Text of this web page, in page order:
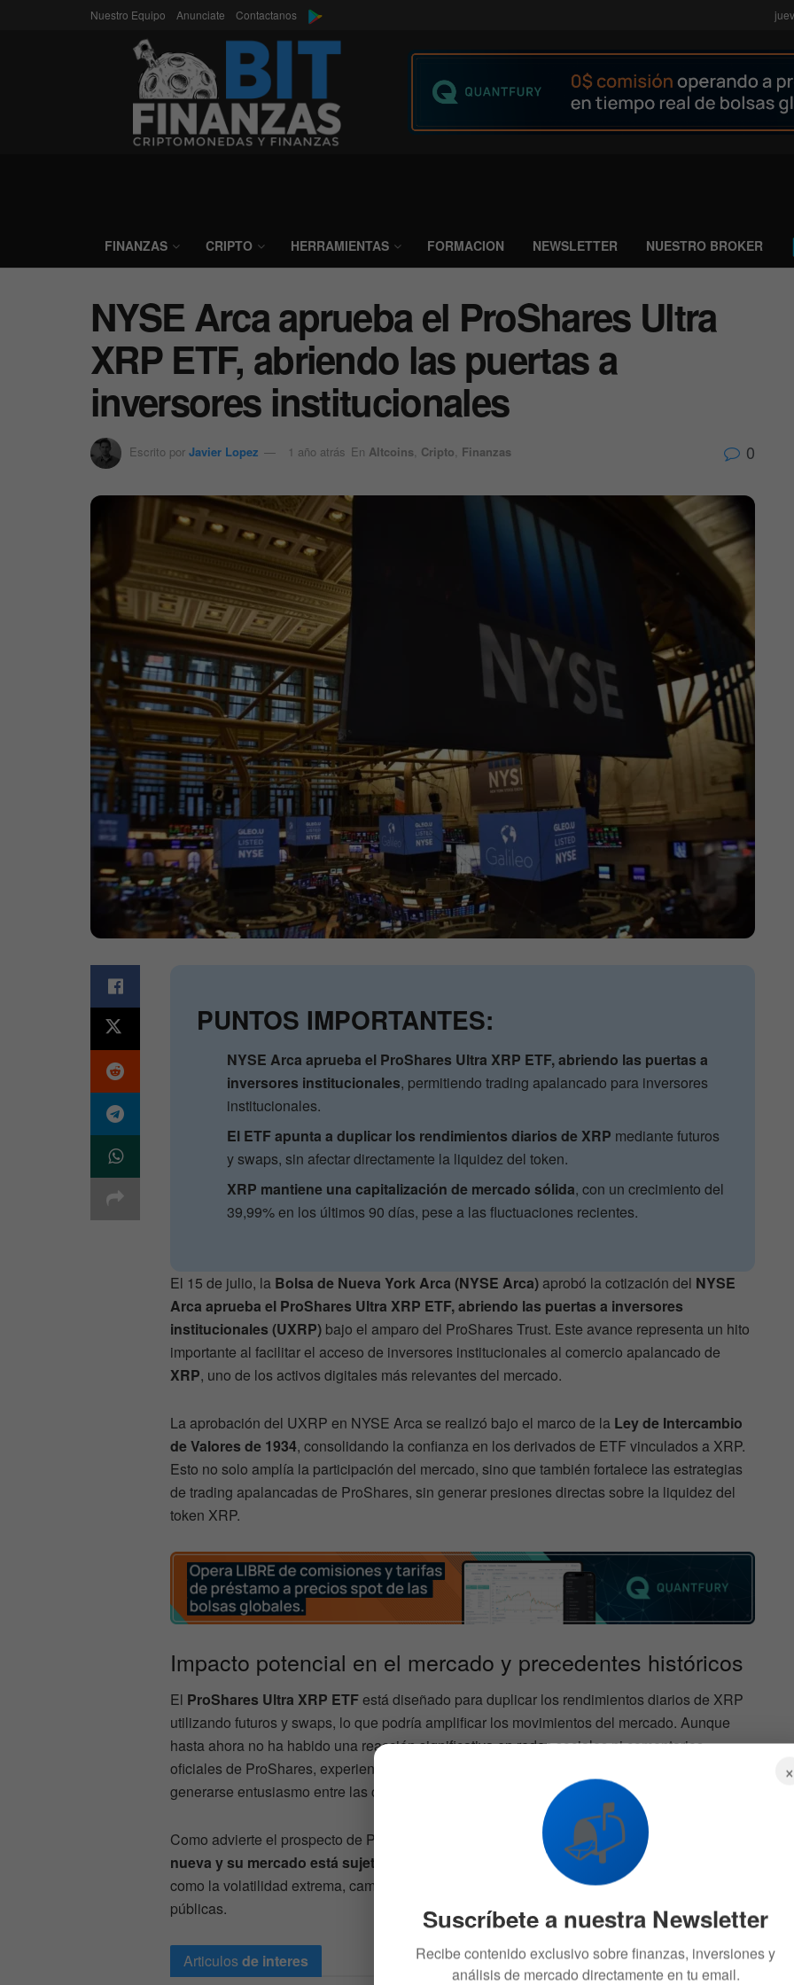
Nuestro Equipo Anunciate Contactanos
FINANZAS CRIPTO HERRAMIENTAS FORMACION NEWSLETTER NUESTRO BROKER
NYSE Arca aprueba el ProShares Ultra
XRP ETF, abriendo las puertas a
inversores institucionales
Escrito por Javier Lopez 1 año atrás En Altcoins Cripto Finanzas 0
PUNTOS IMPORTANTES:
NYSE Arca aprueba el ProShares Ultra XRP ETF, abriendo las puertas a
inversores institucionales, permitiendo trading apalancado para inversores
institucionales.
El ETF apunta a duplicar los rendimientos diarios de XRP mediante futuros
y swaps, sin afectar directamente la liquidez del token.
XRP mantiene una capitalización de mercado sólida, con un crecimiento del
39,99% en los últimos 90 días, pese a las fluctuaciones recientes.
El 15 de julio, la Bolsa de Nueva York Arca (NYSE Arca) aprobó la cotización del NYSE
Arca aprueba el ProShares Ultra XRP ETF, abriendo las puertas a inversores
institucionales (UXRP) bajo el amparo del ProShares Trust. Este avance representa un hito
importante al facilitar el acceso de inversores institucionales al comercio apalancado de
XRP, uno de los activos digitales más relevantes del mercado.
La aprobación del UXRP en NYSE Arca se realizó bajo el marco de la Ley de Intercambio
de Valores de 1934, consolidando la confianza en los derivados de ETF vinculados a XRP.
Esto no solo amplía la participación del mercado, sino que también fortalece las estrategias
de trading apalancadas de ProShares, sin generar presiones directas sobre la liquidez del
token XRP.
Impacto potencial en el mercado y precedentes históricos
El ProShares Ultra XRP ETFestá diseñado para duplicar los rendimientos diarios de XRP
utilizando futuros y swaps, lo que podría amplificar los movimientos del mercado. Aunque
hasta ahora no ha habido una reacción significativa en redes sociales ni comentarios
oficiales de ProShares, experiencias pasadas con ETFs similares sugieren que podría
generarse entusiasmo entre las comunidades de inversores.
Como advierte el prospecto de ProShares, “
XRP es una clase de activo relativamente
nueva y su mercado está sujeto a rápidos cambios e incertidumbre
”, destacando riesgos
como la volatilidad extrema, cambios en la oferta y demanda, e influencia de medios y figuras
públicas.
Articulosde interes
×
📬
Suscríbete a nuestra Newsletter
Recibe contenido exclusivo sobre finanzas, inversiones y
análisis de mercado directamente en tu email.